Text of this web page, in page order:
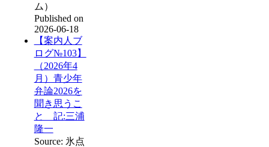
ム）
Published on
2026-06-18
【案内人ブ
ログ№103】
（2026年4
月）青少年
弁論2026を
聞き思うこ
と 記:三浦
隆一
Source: 氷点